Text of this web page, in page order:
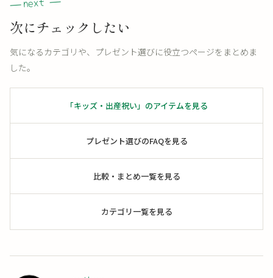
次にチェックしたい
気になるカテゴリや、プレゼント選びに役立つページをまとめま
した。
「キッズ・出産祝い」のアイテムを見る
プレゼント選びのFAQを見る
比較・まとめ一覧を見る
カテゴリ一覧を見る